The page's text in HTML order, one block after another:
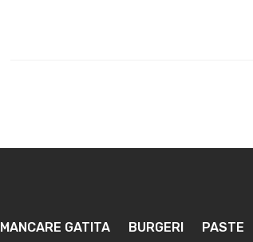
MANCARE GATITA BURGERI PASTE